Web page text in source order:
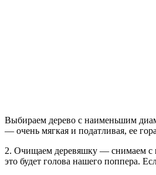
Выбираем дерево с наименьшим
— очень мягкая и податливая, ее
2. Очищаем деревяшку — снимаем с
это будет голова нашего поппера.